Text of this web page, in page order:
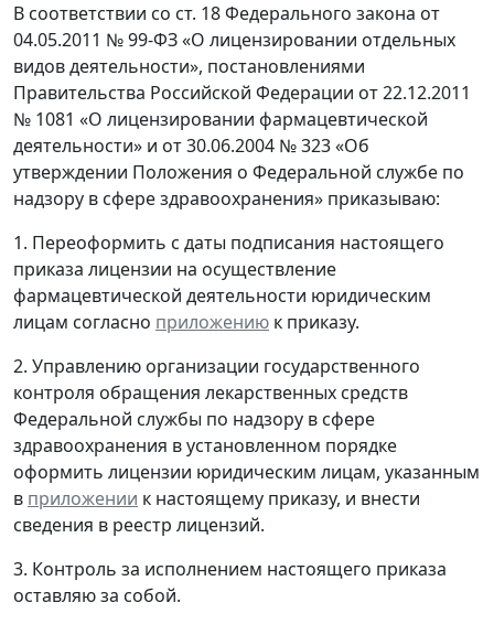
В соответствии со ст. 18 Федерального закона от
04.05.2011 № 99-ФЗ «О лицензировании отдельных
видов деятельности», постановлениями
Правительства Российской Федерации от 22.12.2011
№ 1081 «О лицензировании фармацевтической
деятельности» и от 30.06.2004 № 323 «Об
утверждении Положения о Федеральной службе по
надзору в сфере здравоохранения» приказываю:
1. Переоформить с даты подписания настоящего
приказа лицензии на осуществление
фармацевтической деятельности юридическим
лицам согласно приложению к приказу.
2. Управлению организации государственного
контроля обращения лекарственных средств
Федеральной службы по надзору в сфере
здравоохранения в установленном порядке
оформить лицензии юридическим лицам, указанным
в приложении к настоящему приказу, и внести
сведения в реестр лицензий.
3. Контроль за исполнением настоящего приказа
оставляю за собой.